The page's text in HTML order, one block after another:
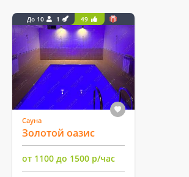
До 10 1 49
Сауна
Золотой оазис
от 1100 до 1500 р/час